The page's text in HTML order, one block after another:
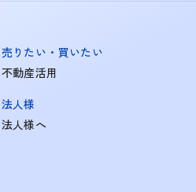
売りたい・買いたい
不動産活用
法人様
法人様へ